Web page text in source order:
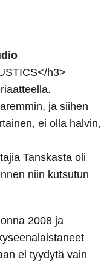
h3>
ja siihen
ei olla halvin,
Tanskasta oli
niin kutsutun
2008 ja
ei tyydytä vain